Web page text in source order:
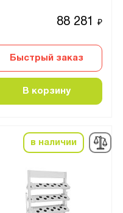
88 281₽
Быстрый заказ
В корзину
в наличии